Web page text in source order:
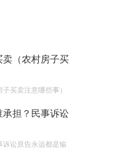
向哪个国家机
过程是什么？
有外贸经营权
卖（农村房子买
买卖注意哪些事）
担？民事诉讼
讼原告永远都是输